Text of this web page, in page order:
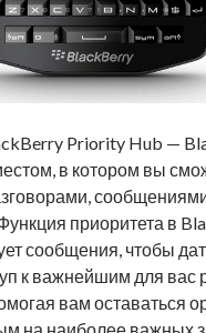
Priority Hub —
в котором вы
приоритета в
сообщения, чтобы
к важнейшим для вас
вам оставаться